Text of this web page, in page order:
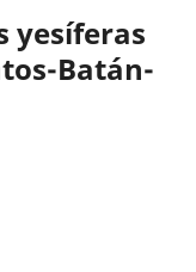
yesíferas
Batán-